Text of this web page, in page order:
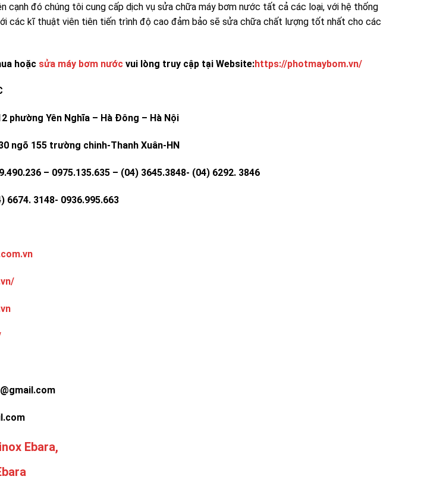
cạnh đó chúng tôi cung cấp dịch vụ sửa chữa máy bơm nước tất cả các loại, với hệ thống
các kĩ thuật viên tiên tiến trình độ cao đảm bảo sẽ sửa chữa chất lượng tốt nhất cho các
hoặc sửa máy bơm nướcvui lòng truy cập tại Website:https://photmaybom.vn/
phường Yên Nghĩa – Hà Đông – Hà Nội
155 trường chinh-Thanh Xuân-HN
– 0975.135.635 – (04) 3645.3848- (04) 6292. 3846
6674. 3148- 0936.995.663
Ebara,